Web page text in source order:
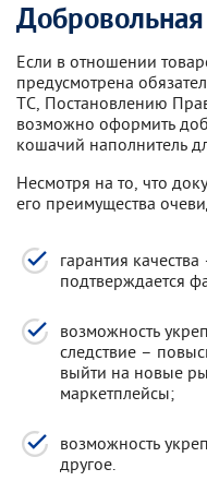
Если в отношении
предусмотрена
ТС, Постановлению
возможно оформить
кошачий наполнитель
Несмотря на то, что
его преимущества
гарантия
подтверждается
возможность
следствие –
выйти на новые
маркетплейсы;
возможность
другое.